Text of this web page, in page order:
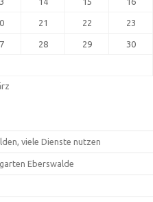
21 22 23
28 29 30
viele Dienste nutzen
Eberswalde